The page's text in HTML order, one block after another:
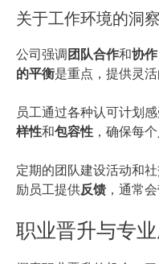
关于工作环境的洞察
公司强调团队合作和协作
的平衡是重点，提供灵
员工通过各种认可计划
样性和包容性 ，确保每
定期的团队建设活动和
励员工提供反馈 ，通常
职业晋升与专